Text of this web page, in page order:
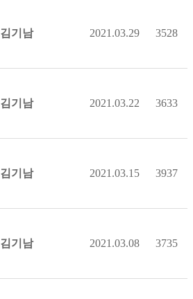
김기남 2021.03.29 3528
김기남 2021.03.22 3633
김기남 2021.03.15 3937
김기남 2021.03.08 3735